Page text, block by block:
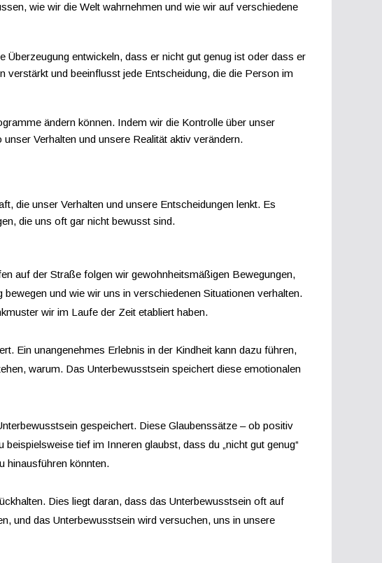
wie wir die Welt wahrnehmen und wie wir auf verschiedene
entwickeln, dass er nicht gut genug ist oder dass er
und beeinflusst jede Entscheidung, die die Person im
ändern können. Indem wir die Kontrolle über unser
Verhalten und unsere Realität aktiv verändern.
die unser Verhalten und unsere Entscheidungen lenkt. Es
die uns oft gar nicht bewusst sind.
auf der Straße folgen wir gewohnheitsmäßigen Bewegungen,
und wie wir uns in verschiedenen Situationen verhalten.
wir im Laufe der Zeit etabliert haben.
Ein unangenehmes Erlebnis in der Kindheit kann dazu führen,
warum. Das Unterbewusstsein speichert diese emotionalen
gespeichert. Diese Glaubenssätze – ob positiv
tief im Inneren glaubst, dass du „nicht gut genug“
hinausführen könnten.
Dies liegt daran, dass das Unterbewusstsein oft auf
und das Unterbewusstsein wird versuchen, uns in unsere